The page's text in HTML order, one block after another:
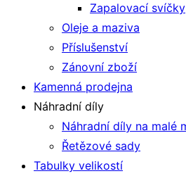
Zapalovací svíčky
Oleje a maziva
Příslušenství
Zánovní zboží
Kamenná prodejna
Náhradní díly
Náhradní díly na malé
Řetězové sady
Tabulky velikostí